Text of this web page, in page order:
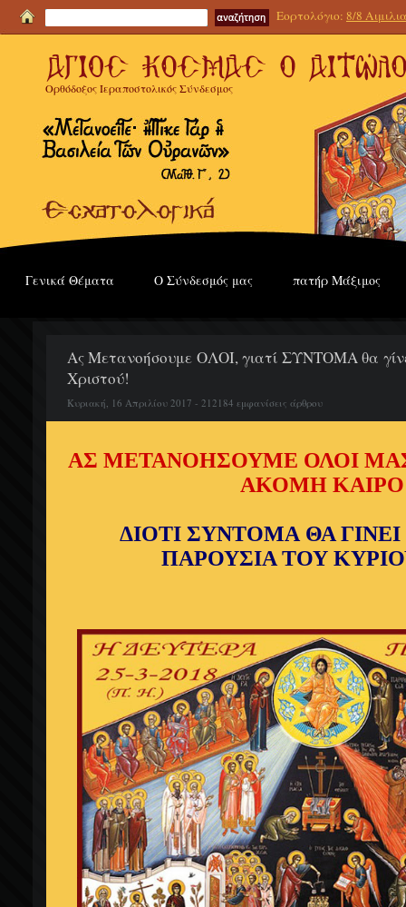
Εορτολόγιο: 8/8
Ορθόδοξος Ιεραποστολικός Σύνδεσμος
Γενικά Θέματα Ο Σύνδεσμός μας πατήρ Μάξιμος
Ας Μετανοήσουμε ΟΛΟΙ, γιατί ΣΥΝΤΟΜΑ θα
Χριστού!
Κυριακή, 16 Απριλίου 2017 - 212184 εμφανίσεις άρθρου
ΑΣ ΜΕΤΑΝΟΗΣΟΥΜΕ ΟΛΟΙ
ΑΚΟΜΗ ΚΑΙΡΟ
ΔΙΟΤΙ ΣΥΝΤΟΜΑ ΘΑ
ΠΑΡΟΥΣΙΑ ΤΟΥ